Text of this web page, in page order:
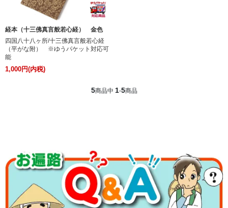
経本（十三佛真言般若心経） 金色
四国八十八ヶ所/十三佛真言般若心経
（平がな附） ※ゆうパケット対応可
能
1,000円(内税)
5商品中 1-5商品